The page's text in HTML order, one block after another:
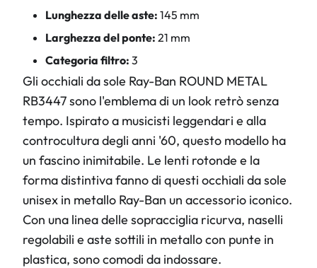
Lunghezza delle aste: 145 mm
Larghezza del ponte: 21 mm
Categoria filtro: 3
Gli occhiali da sole Ray-Ban ROUND METAL
RB3447 sono l'emblema di un look retrò senza
tempo. Ispirato a musicisti leggendari e alla
controcultura degli anni '60, questo modello ha
un fascino inimitabile. Le lenti rotonde e la
forma distintiva fanno di questi occhiali da sole
unisex in metallo Ray-Ban un accessorio iconico.
Con una linea delle sopracciglia ricurva, naselli
regolabili e aste sottili in metallo con punte in
plastica, sono comodi da indossare.